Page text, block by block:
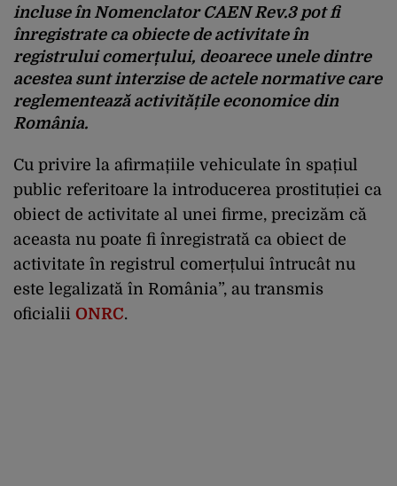
incluse în Nomenclator CAEN Rev.3 pot fi
înregistrate ca obiecte de activitate în
registrului comerțului, deoarece unele dintre
acestea sunt interzise de actele normative care
reglementează activitățile economice din
România.
Cu privire la afirmațiile vehiculate în spațiul
public referitoare la introducerea prostituției ca
obiect de activitate al unei firme, precizăm că
aceasta nu poate fi înregistrată ca obiect de
activitate în registrul comerțului întrucât nu
este legalizată în România”, au transmis
oficialii ONRC.